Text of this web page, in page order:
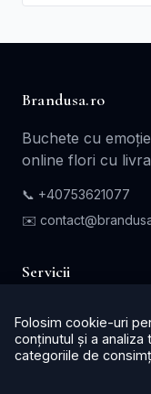
Brandusa.ro
Buchete cu
online flori cu
📞 +40753621077
✉️
Servicii
Flori - Cadou
Aranjamente
Folosim cookie-uri
conținutul și a analiza
categoriile de